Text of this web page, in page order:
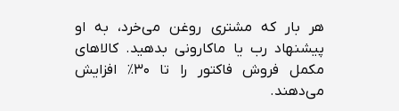
هر بار که مشتری روغن می‌خرد، به او
پیشنهاد رب یا ماکارونی بدهید. کالاهای
مکمل فروش فاکتور را تا ۳۰٪ افزایش
می‌دهند.